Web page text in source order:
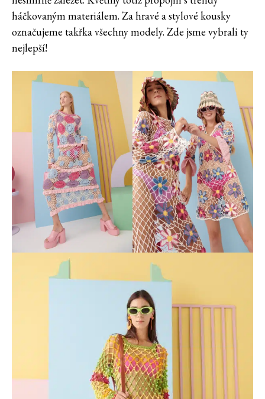
háčkovaným materiálem. Za hravé a stylové kousky
označujeme takřka všechny modely. Zde jsme vybrali ty
nejlepší!